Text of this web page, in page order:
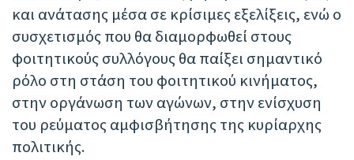
και ανάτασης μέσα σε κρίσιμες εξελίξεις, ενώ ο
συσχετισμός που θα διαμορφωθεί στους
φοιτητικούς συλλόγους θα παίξει σημαντικό
ρόλο στη στάση του φοιτητικού κινήματος,
στην οργάνωση των αγώνων, στην ενίσχυση
του ρεύματος αμφισβήτησης της κυρίαρχης
πολιτικής.